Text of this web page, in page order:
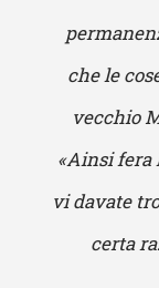
che le
vecchio
«Ainsi fera
vi davate
certa